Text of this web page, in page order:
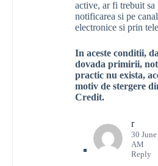
active, ar fi trebuit
notificarea si pe
electronice si prin
In aceste conditii,
dovada primirii,
practic nu exista,
motiv de stergere
Credit.
r
30
AM
Reply